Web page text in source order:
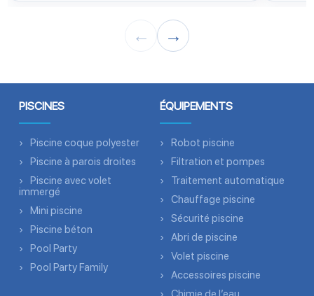
← →
PISCINES
Piscine coque polyester
Piscine à parois droites
Piscine avec volet
immergé
Mini piscine
Piscine béton
Pool Party
Pool Party Family
ÉQUIPEMENTS
Robot piscine
Filtration et pompes
Traitement automatique
Chauffage piscine
Sécurité piscine
Abri de piscine
Volet piscine
Accessoires piscine